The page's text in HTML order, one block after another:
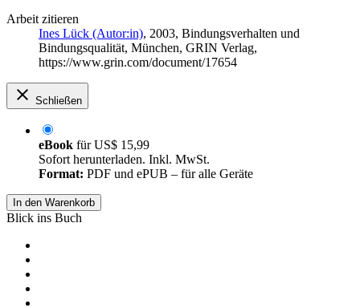
Arbeit zitieren
Ines Lück (Autor:in), 2003, Bindungsverhalten und
Bindungsqualität, München, GRIN Verlag,
https://www.grin.com/document/17654
Schließen
eBook fürUS$ 15,99
Sofort herunterladen. Inkl. MwSt.
Format: PDF und ePUB – für alle Geräte
In den Warenkorb
Blick ins Buch